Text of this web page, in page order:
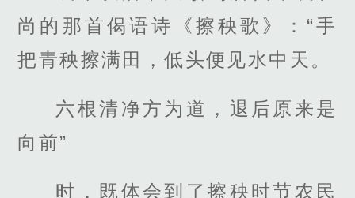
尚的那首偈语诗《擦秧歌》：“手
把青秧擦满田，低头便见水中天。
六根清净方为道，退后原来是
向前”
时，既体会到了擦秧时节农民